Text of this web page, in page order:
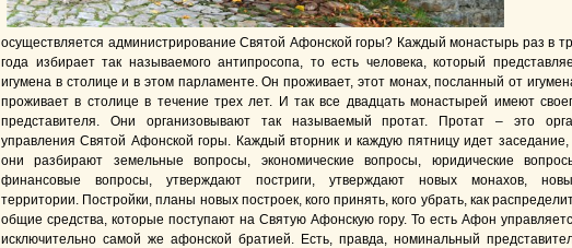
осуществляется администрирование Святой Афонской горы? Каждый монастырь раз в
года избирает так называемого антипросопа, то есть человека, который
игумена в столице и в этом парламенте. Он проживает, этот монах, посланный от
проживает в столице в течение трех лет. И так все двадцать монастырей имеют
представителя. Они организовывают так называемый протат. Протат – это
управления Святой Афонской горы. Каждый вторник и каждую пятницу идет заседание,
они разбирают земельные вопросы, экономические вопросы, юридические
финансовые вопросы, утверждают постриги, утверждают новых монахов,
территории. Постройки, планы новых построек, кого принять, кого убрать, как
общие средства, которые поступают на Святую Афонскую гору. То есть Афон
исключительно самой же афонской братией. Есть, правда, номинальный